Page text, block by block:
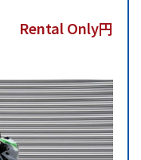
Rental Only円